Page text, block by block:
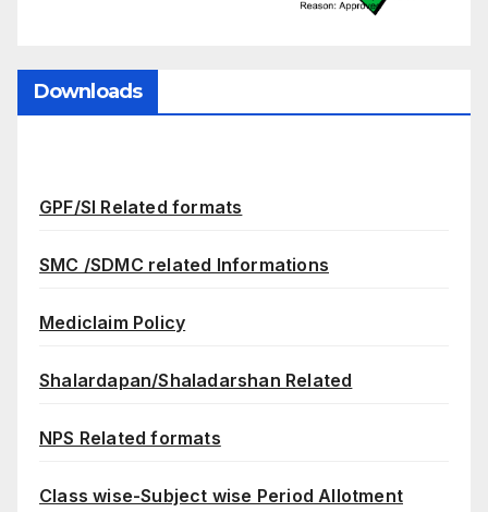
Downloads
GPF/SI Related formats
SMC /SDMC related Informations
Mediclaim Policy
Shalardapan/Shaladarshan Related
NPS Related formats
Class wise-Subject wise Period Allotment